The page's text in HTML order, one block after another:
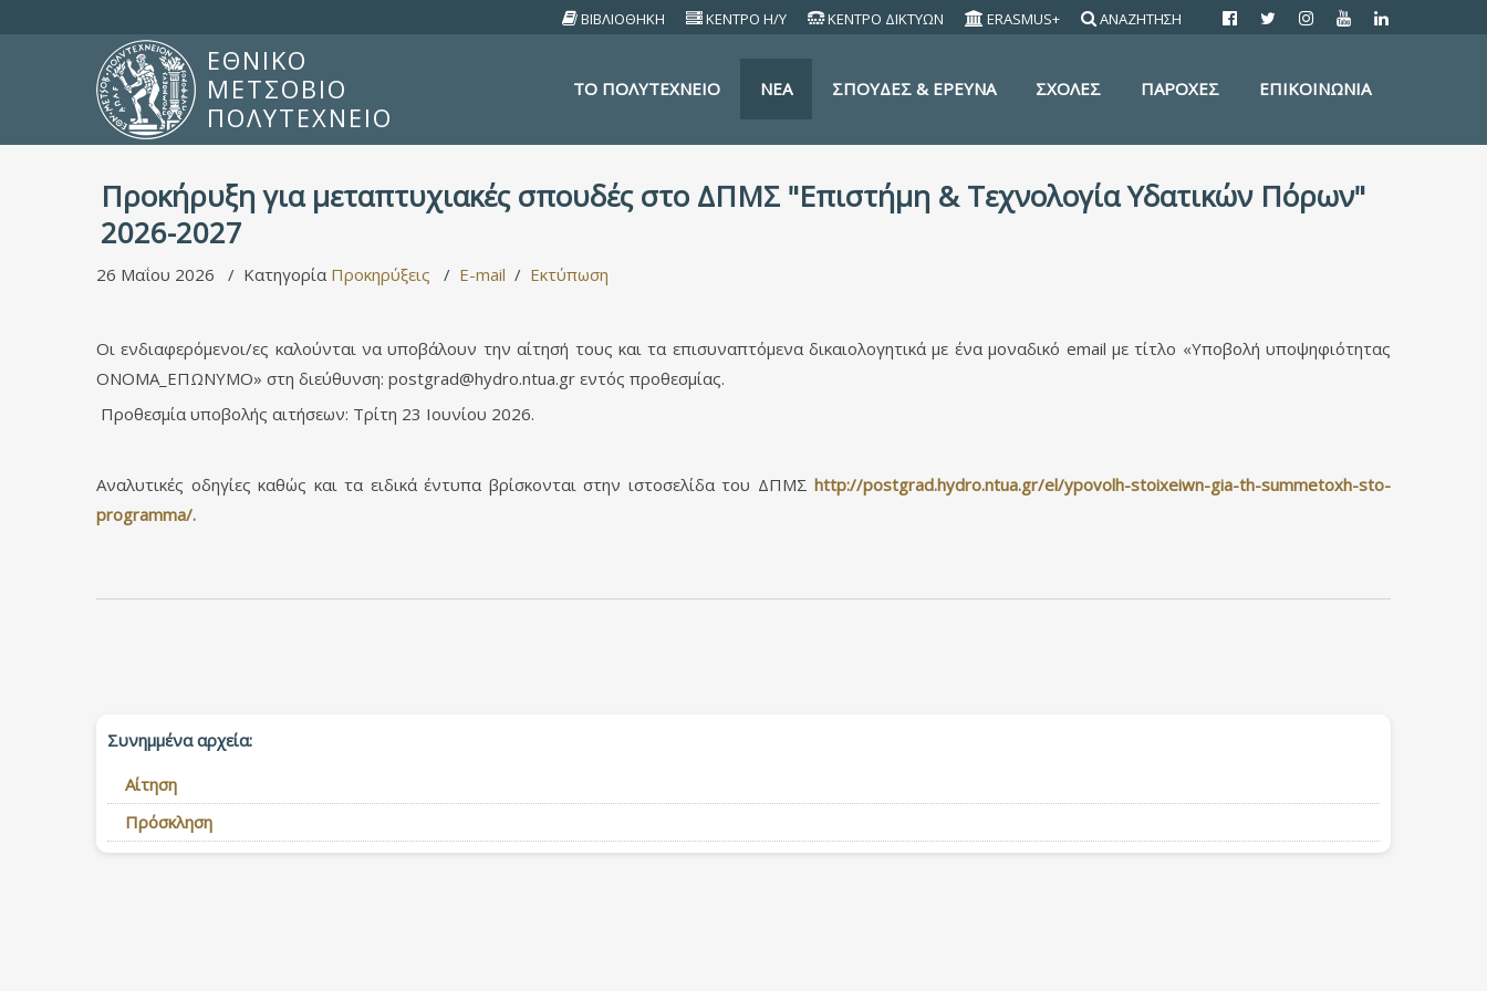
ΒΙΒΛΙΟΘΗΚΗ ΚΕΝΤΡΟ Η/Υ ΚΕΝΤΡΟ ΔΙΚΤΥΩΝ ERASMUS+ ΑΝΑΖΗΤΗΣΗ
ΕΘΝΙΚΟ
ΜΕΤΣΟΒΙΟ
ΠΟΛΥΤΕΧΝΕΙΟ
TO ΠΟΛΥΤΕΧΝΕΙΟ ΝΕΑ ΣΠΟΥΔΕΣ & ΕΡΕΥΝΑ ΣΧΟΛΕΣ ΠΑΡΟΧΕΣ ΕΠΙΚΟΙΝΩΝΙΑ
Προκήρυξη για μεταπτυχιακές σπουδές στο ΔΠΜΣ "Επιστήμη & Τεχνολογία Υδατικών Πόρων"
2026-2027
26 Μαΐου 2026 Κατηγορία Προκηρύξεις E-mail Εκτύπωση
Οι ενδιαφερόμενοι/ες καλούνται να υποβάλουν την αίτησή τους και τα επισυναπτόμενα δικαιολογητικά με ένα μοναδικό email με τίτλο «Υποβολή υποψηφιότητας
ΟΝΟΜΑ_EΠΩΝΥΜΟ» στη διεύθυνση: postgrad@hydro.ntua.gr εντός προθεσμίας.
Προθεσμία υποβολής αιτήσεων: Τρίτη 23 Ιουνίου 2026.
Αναλυτικές οδηγίες καθώς και τα ειδικά έντυπα βρίσκονται στην ιστοσελίδα του ΔΠΜΣ http://postgrad.hydro.ntua.gr/el/ypovolh-stoixeiwn-gia-th-summetoxh-sto-
programma/.
Συνημμένα αρχεία:
Αίτηση
Πρόσκληση